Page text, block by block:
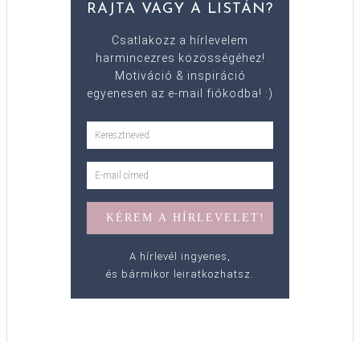
RAJTA VAGY A LISTÁN?
Csatlakozz a hírlevelem
harmincezres közösségéhez!
Motiváció & inspiráció
egyenesen az e-mail fiókodba! :)
A hírlevél ingyenes,
és bármikor leiratkozhatsz.